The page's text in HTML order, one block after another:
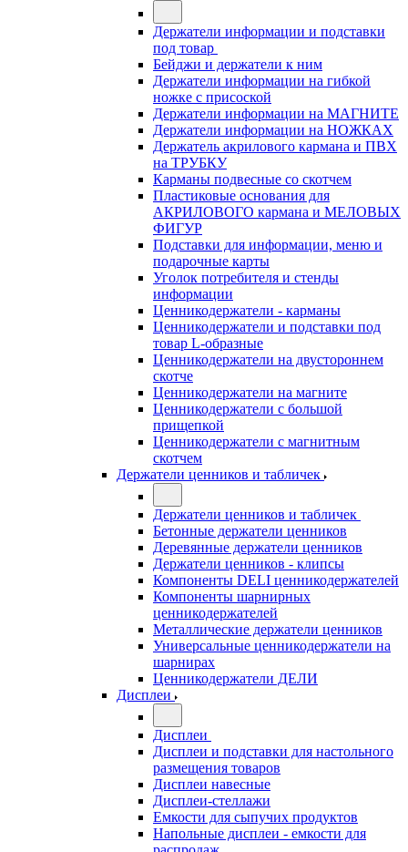
Держатели информации и подставки
под товар
Бейджи и держатели к ним
Держатели информации на гибкой
ножке с присоской
Держатели информации на МАГНИТЕ
Держатели информации на НОЖКАХ
Держатель акрилового кармана и ПВХ
на ТРУБКУ
Карманы подвесные со скотчем
Пластиковые основания для
АКРИЛОВОГО кармана и МЕЛОВЫХ
ФИГУР
Подставки для информации, меню и
подарочные карты
Уголок потребителя и стенды
информации
Ценникодержатели - карманы
Ценникодержатели и подставки под
товар L-образные
Ценникодержатели на двустороннем
скотче
Ценникодержатели на магните
Ценникодержатели с большой
прищепкой
Ценникодержатели с магнитным
скотчем
Держатели ценников и табличек
Держатели ценников и табличек
Бетонные держатели ценников
Деревянные держатели ценников
Держатели ценников - клипсы
Компоненты DELI ценникодержателей
Компоненты шарнирных
ценникодержателей
Металлические держатели ценников
Универсальные ценникодержатели на
шарнирах
Ценникодержатели ДЕЛИ
Дисплеи
Дисплеи
Дисплеи и подставки для настольного
размещения товаров
Дисплеи навесные
Дисплеи-стеллажи
Емкости для сыпучих продуктов
Напольные дисплеи - емкости для